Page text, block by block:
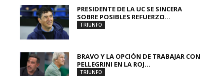
PRESIDENTE DE LA UC SE SINCERA
SOBRE POSIBLES REFUERZO...
TRIUNFO
BRAVO Y LA OPCIÓN DE TRABAJAR CON
PELLEGRINI EN LA ROJ...
TRIUNFO